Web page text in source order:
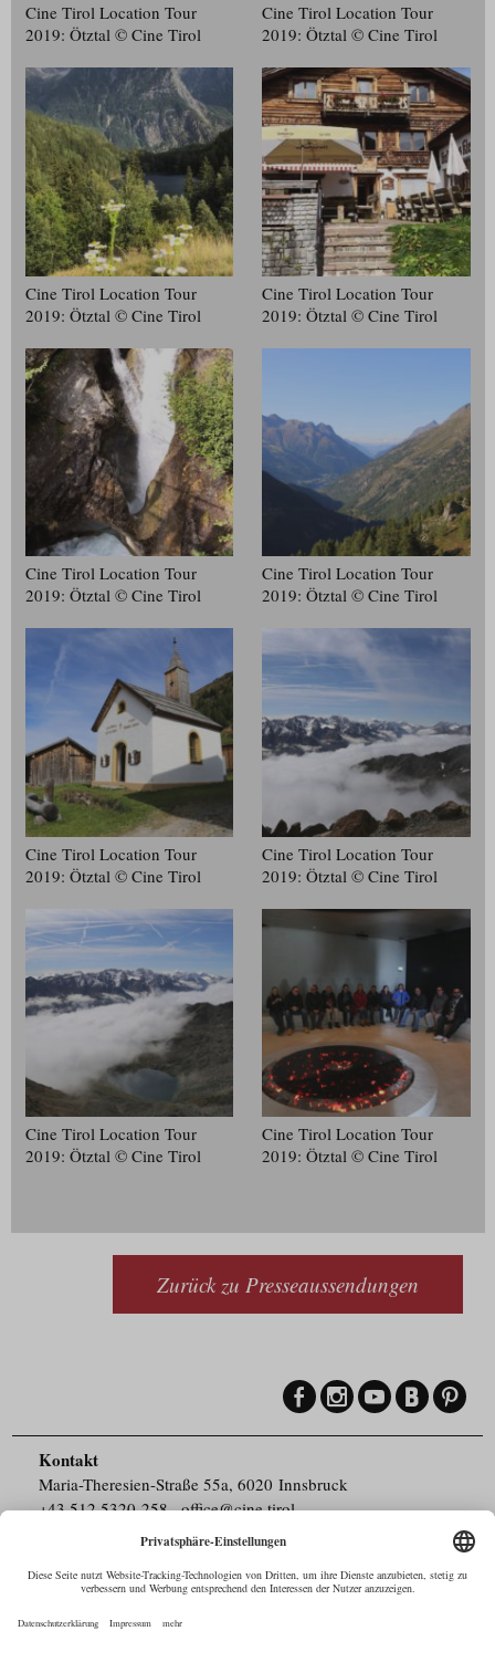
Cine Tirol Location Tour
2019: Ötztal © Cine Tirol
Cine Tirol Location Tour
2019: Ötztal © Cine Tirol
Cine Tirol Location Tour
2019: Ötztal © Cine Tirol
Cine Tirol Location Tour
2019: Ötztal © Cine Tirol
Cine Tirol Location Tour
2019: Ötztal © Cine Tirol
Cine Tirol Location Tour
2019: Ötztal © Cine Tirol
Cine Tirol Location Tour
2019: Ötztal © Cine Tirol
Cine Tirol Location Tour
2019: Ötztal © Cine Tirol
Cine Tirol Location Tour
2019: Ötztal © Cine Tirol
Cine Tirol Location Tour
2019: Ötztal © Cine Tirol
Zurück zu Presseaussendungen
Kontakt
Maria-Theresien-Straße 55a, 6020 Innsbruck
+43.512.5320-258,office@cine.tirol
Barrierefreiheit
Pressebereich
Datenschutz
Commercials in Tirol